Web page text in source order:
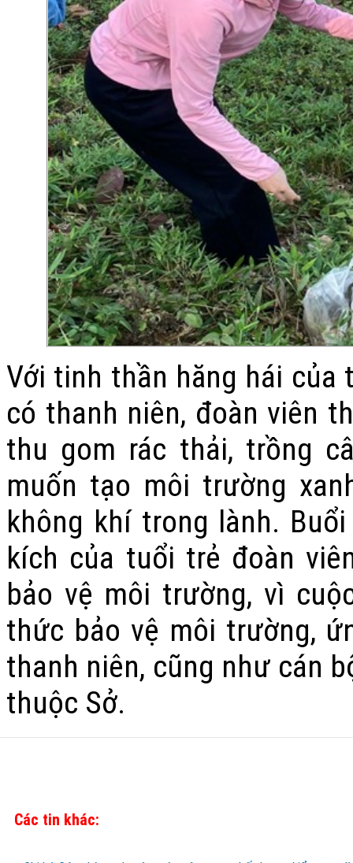
Với tinh thần hăng hái của
có thanh niên, đoàn viên
thu gom rác thải, trồng
muốn tạo môi trường
không khí trong lành.
kích của tuổi trẻ đoàn
bảo vệ môi trường, vì
thức bảo vệ môi trường,
thanh niên, cũng như cán
thuộc Sở.
Các tin khác: